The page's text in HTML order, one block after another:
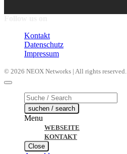
Kontakt
Datenschutz
Impressum
© 2026 NEOX Networks | All rights reserved.
Products
search
suchen / search
Menu
WEBSEITE
KONTAKT
Close